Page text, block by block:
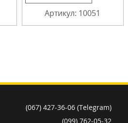
Артикул: 10051
(067) 427-36-06 (Telegram)
(099) 762-05-32